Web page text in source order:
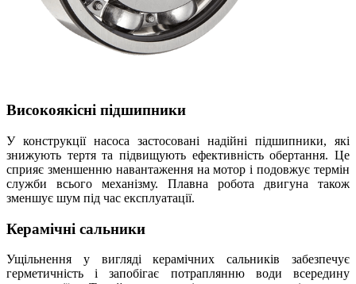
Високоякісні підшипники
У конструкції насоса застосовані надійні підшипники, які
знижують тертя та підвищують ефективність обертання. Це
сприяє зменшенню навантаження на мотор і подовжує термін
служби всього механізму. Плавна робота двигуна також
зменшує шум під час експлуатації.
Керамічні сальники
Ущільнення у вигляді керамічних сальників забезпечує
герметичність і запобігає потраплянню води всередину